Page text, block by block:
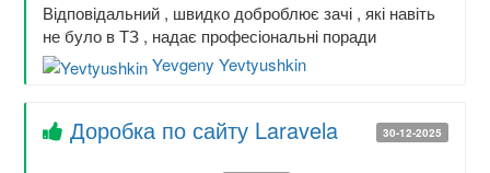
Відповідальний , швидко доброблює зачі , які навіть
не було в ТЗ , надає професіональні поради
Yevgeny Yevtyushkin
30-12-2025
Доробка по сайту Laravela